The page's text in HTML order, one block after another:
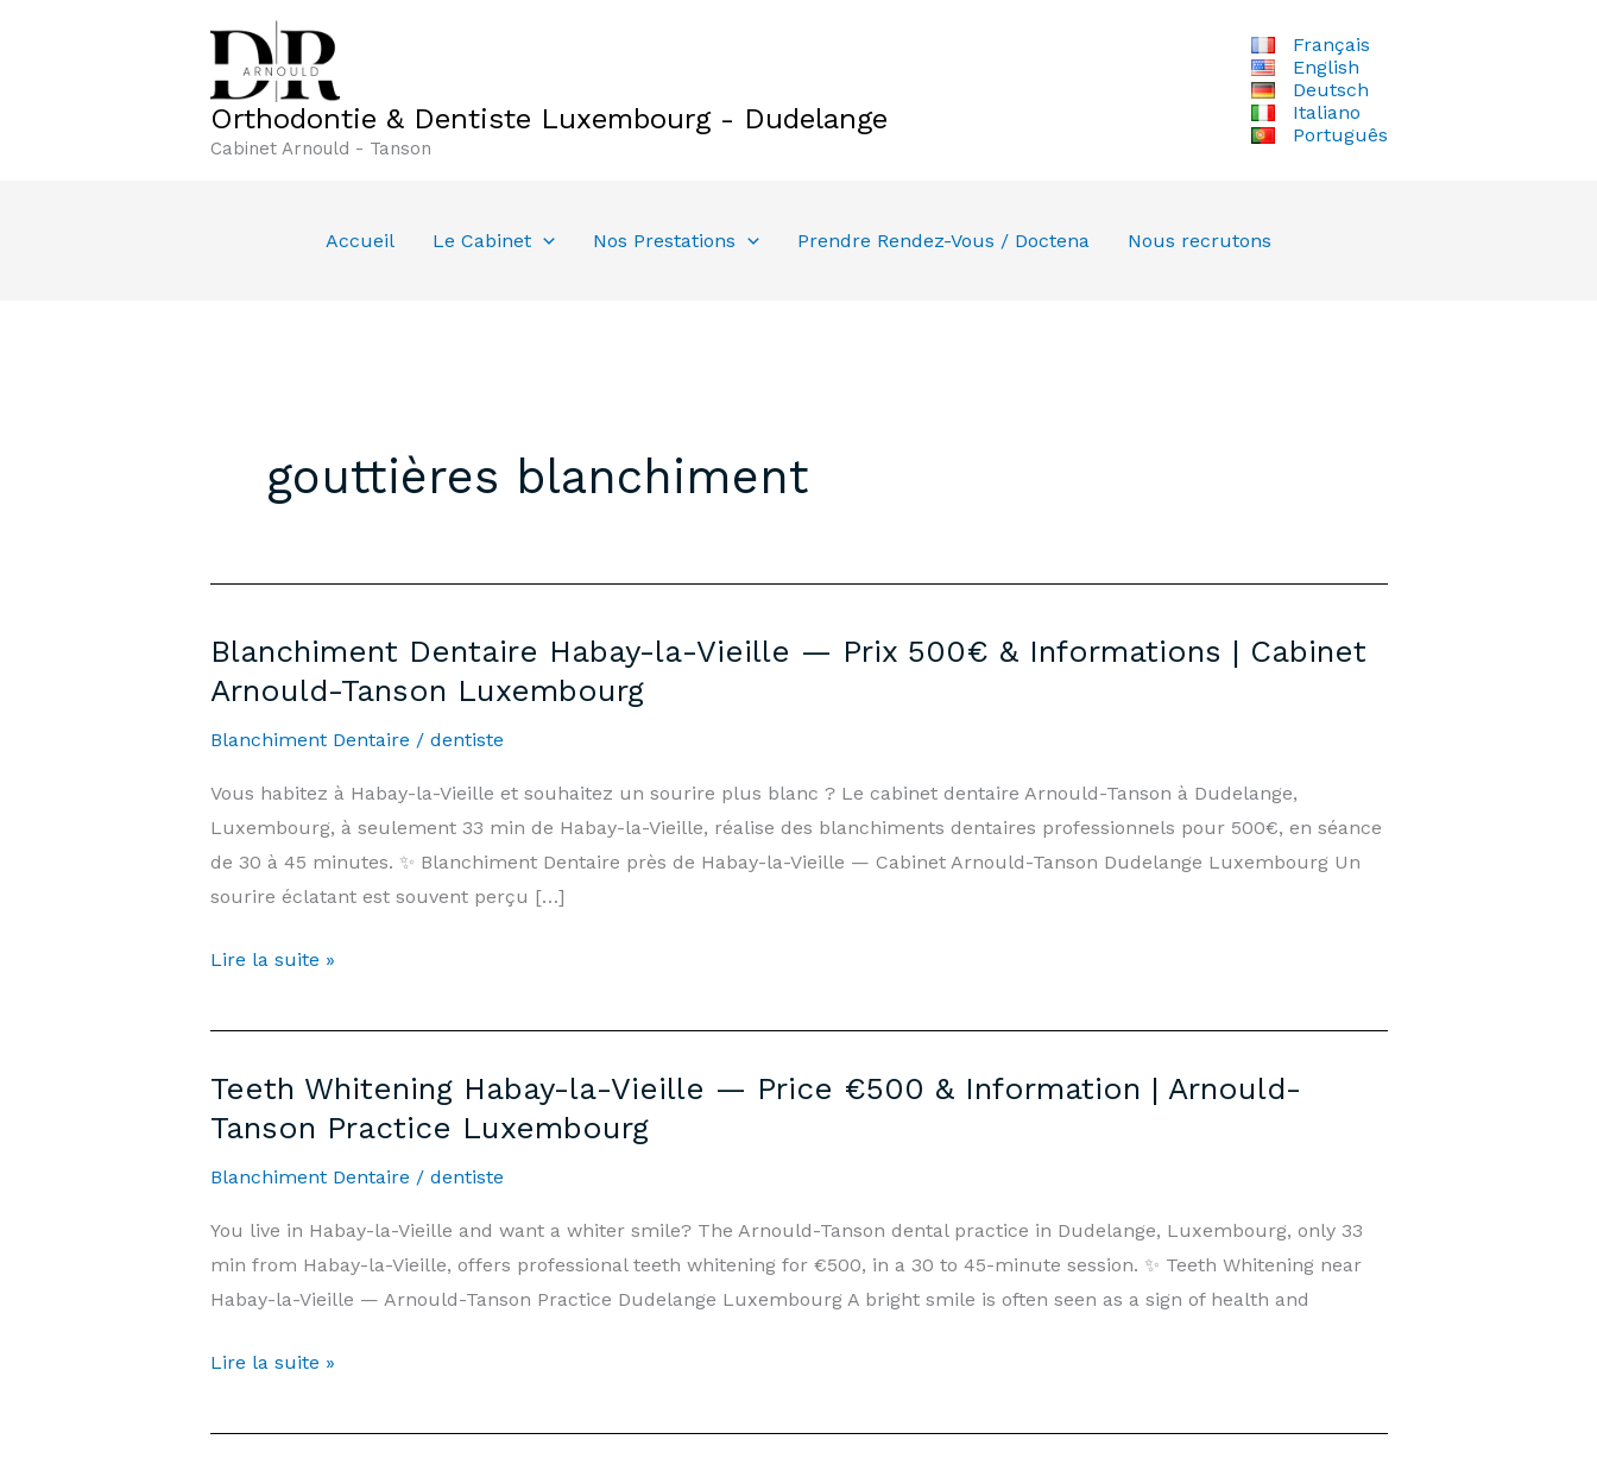
Orthodontie & Dentiste Luxembourg - Dudelange
Cabinet Arnould - Tanson
Français
English
Deutsch
Italiano
Português
Accueil Le Cabinet Nos Prestations Prendre Rendez-Vous / Doctena Nous recrutons
gouttières blanchiment
Blanchiment Dentaire Habay-la-Vieille — Prix 500€ & Informations | Cabinet
Arnould-Tanson Luxembourg
Blanchiment Dentaire / dentiste
Vous habitez à Habay-la-Vieille et souhaitez un sourire plus blanc ? Le cabinet dentaire Arnould-Tanson à Dudelange,
Luxembourg, à seulement 33 min de Habay-la-Vieille, réalise des blanchiments dentaires professionnels pour 500€, en séance
de 30 à 45 minutes. ✨ Blanchiment Dentaire près de Habay-la-Vieille — Cabinet Arnould-Tanson Dudelange Luxembourg Un
sourire éclatant est souvent perçu […]
Blanchiment
Habay-
Vieille
Prix
&
Informations
|
Arnould-
Luxembourg
Lire la suite »
Teeth Whitening Habay-la-Vieille — Price €500 & Information | Arnould-
Tanson Practice Luxembourg
Blanchiment Dentaire / dentiste
You live in Habay-la-Vieille and want a whiter smile? The Arnould-Tanson dental practice in Dudelange, Luxembourg, only 33
min from Habay-la-Vieille, offers professional teeth whitening for €500, in a 30 to 45-minute session. ✨ Teeth Whitening near
Habay-la-Vieille — Arnould-Tanson Practice Dudelange Luxembourg A bright smile is often seen as a sign of health and
Teeth
Habay-
Lire la suite »